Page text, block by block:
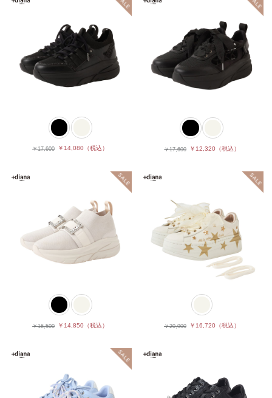
￥17,600 ￥14,080 （税込） ￥17,600 ￥12,320（税込）
￥16,500 ￥14,850 （税込） ￥20,900 ￥16,720（税込）